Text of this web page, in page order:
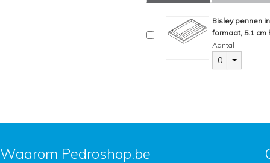
Bisley pennen
formaat, 5.1 cm
Aantal
0
Waarom Pedroshop.be